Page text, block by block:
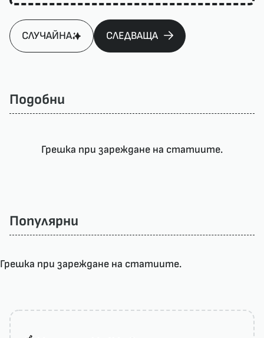
СЛУЧАЙНА СЛЕДВАЩА
Подобни
Грешка при зареждане на статиите.
Популярни
Грешка при зареждане на статиите.